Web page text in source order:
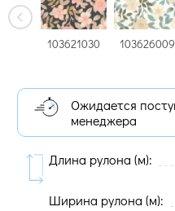
103621030 103626009
Ожидается поступление, уточняйте у
менеджера
Длина рулона (м):
Ширина рулона (м):